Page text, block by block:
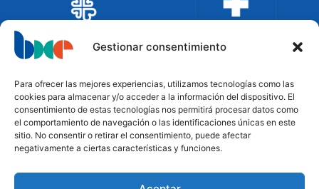
Gestionar consentimiento
Para ofrecer las mejores experiencias, utilizamos tecnologías como las
cookies para almacenar y/o acceder a la información del dispositivo. El
consentimiento de estas tecnologías nos permitirá procesar datos como
el comportamiento de navegación o las identificaciones únicas en este
sitio. No consentir o retirar el consentimiento, puede afectar
negativamente a ciertas características y funciones.